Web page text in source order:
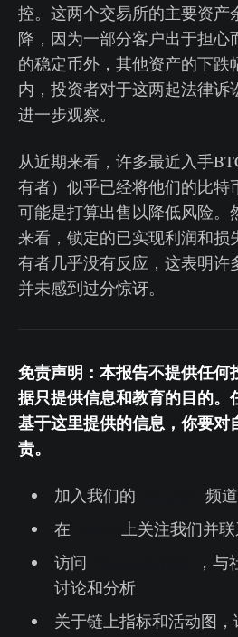
控。这两个交易所的主要资产
降，因为一部分客户出于担心
的稳定币外，其他资产的下跌
内，投资者对于这两起法律诉
进一步观察。
从近期来看，许多最近入手
有者）似乎已经将他们的比特
可能是打算出售以降低风险。
来看，锁定的已实现利润和损
有者几乎没有反应，这表明许
并未感到过分惊讶。
免责声明：本报告不提供任何
据只提供信息和教育的目的。
基于这里提供的信息，你要对
责。
加入我们的
频道
在
上关注我们并
访问
，与
讨论和分析
关于链上指标和活动图，